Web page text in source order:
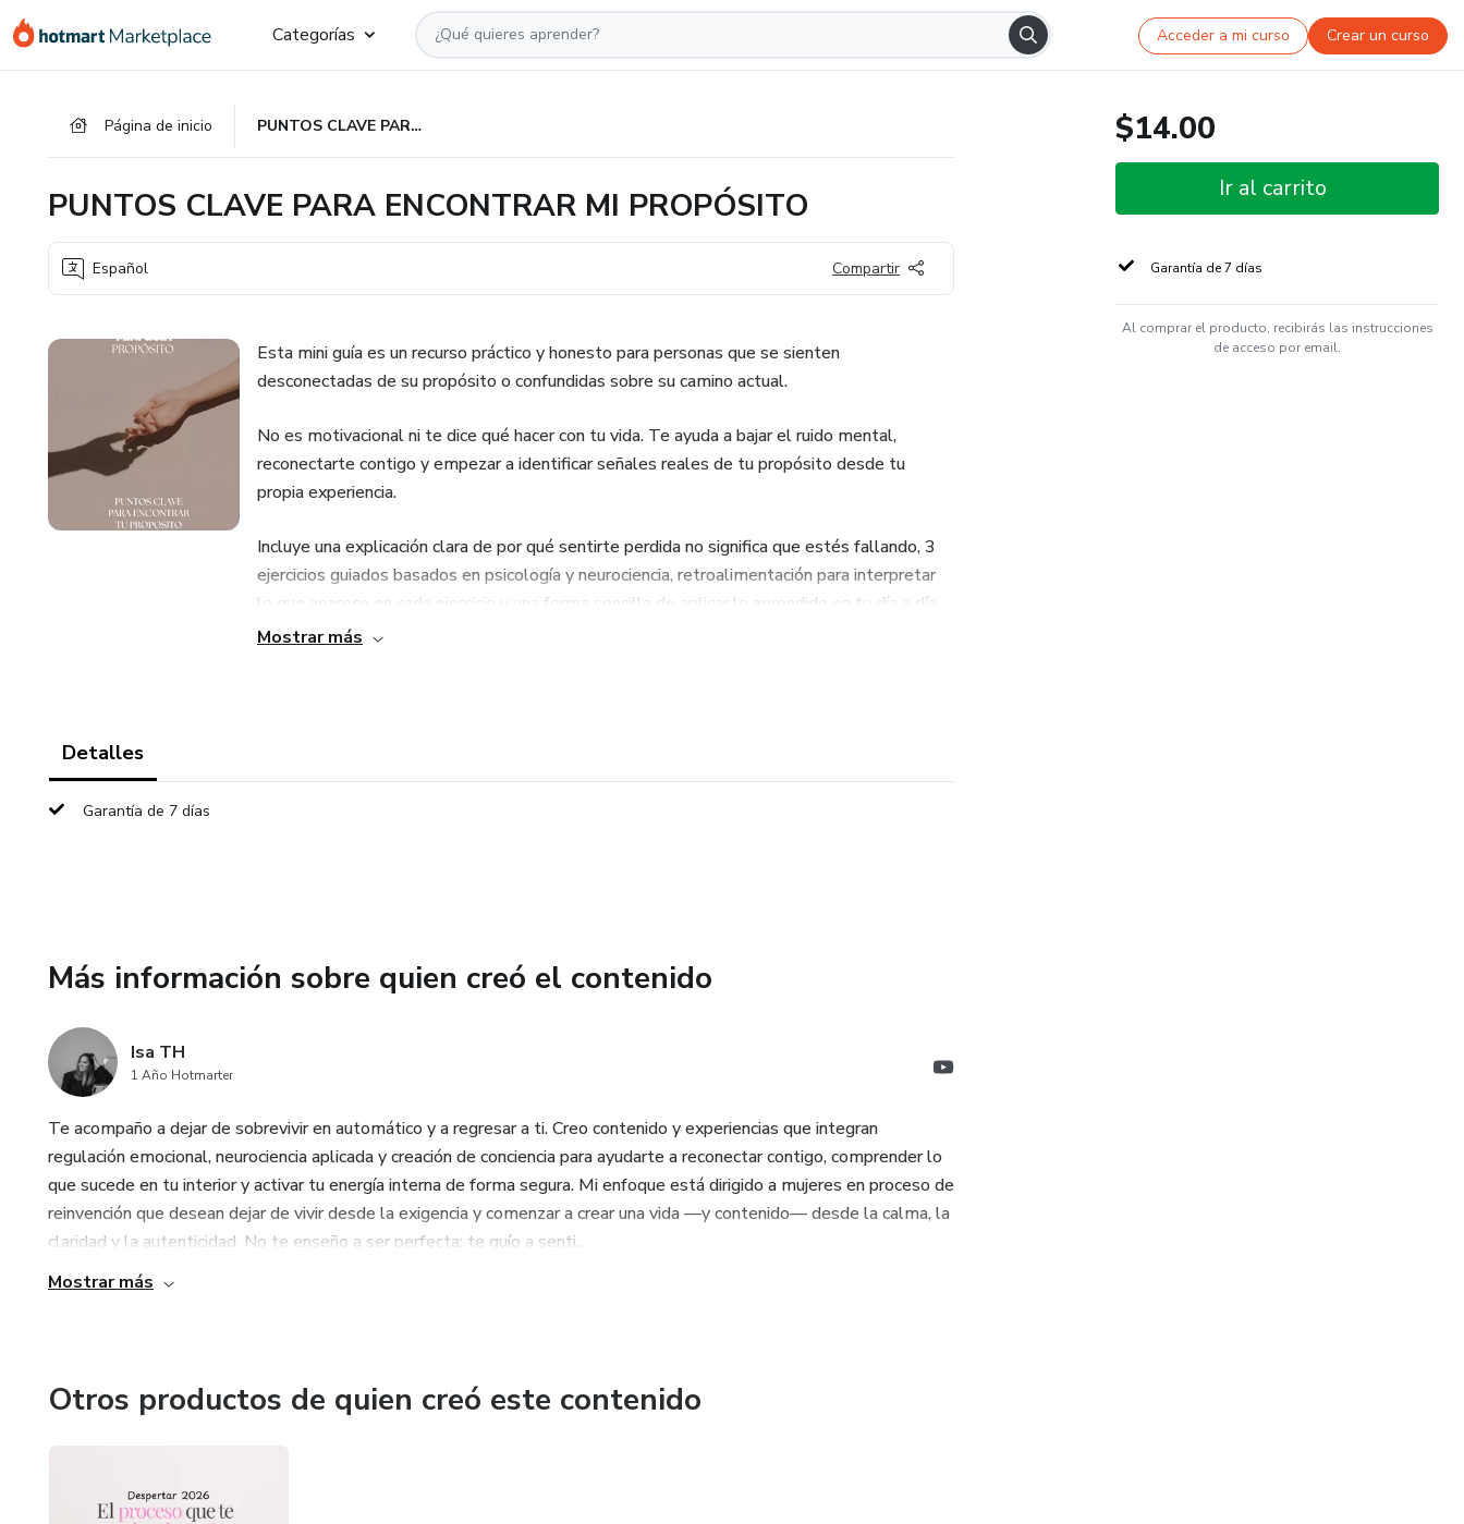
Categorías Acceder a mi curso Crear un curso
Página de inicio PUNTOS CLAVE PARA ENCONTRAR MI PROPÓSITO
PUNTOS CLAVE PARA ENCONTRAR MI PROPÓSITO
Español Compartir
Esta mini guía es un recurso práctico y honesto para personas que se sienten
desconectadas de su propósito o confundidas sobre su camino actual.
No es motivacional ni te dice qué hacer con tu vida. Te ayuda a bajar el ruido mental,
reconectarte contigo y empezar a identificar señales reales de tu propósito desde tu
propia experiencia.
Incluye una explicación clara de por qué sentirte perdida no significa que estés fallando, 3
ejercicios guiados basados en psicología y neurociencia, retroalimentación para interpretar
lo que aparece en cada ejercicio y una forma sencilla de aplicar lo aprendido en tu día a día.
Mostrar más
Detalles
Garantía de 7 días
Más información sobre quien creó el contenido
Isa TH
1 Año Hotmarter
Te acompaño a dejar de sobrevivir en automático y a regresar a ti. Creo contenido y experiencias que integran
regulación emocional, neurociencia aplicada y creación de conciencia para ayudarte a reconectar contigo, comprender lo
que sucede en tu interior y activar tu energía interna de forma segura. Mi enfoque está dirigido a mujeres en proceso de
reinvención que desean dejar de vivir desde la exigencia y comenzar a crear una vida —y contenido— desde la calma, la
claridad y la autenticidad. No te enseño a ser perfecta; te guío a senti...
Mostrar más
Otros productos de quien creó este contenido
$14.00
Ir al carrito
Garantía de 7 días
Al comprar el producto, recibirás las instrucciones
de acceso por email.